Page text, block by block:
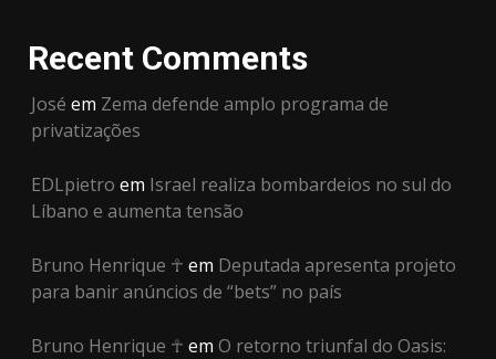
Recent Comments
José em Zema defende amplo programa de
privatizações
EDLpietro em Israel realiza bombardeios no sul do
Líbano e aumenta tensão
Bruno Henrique ☥ em Deputada apresenta projeto
para banir anúncios de “bets” no país
Bruno Henrique ☥ em O retorno triunfal do Oasis: